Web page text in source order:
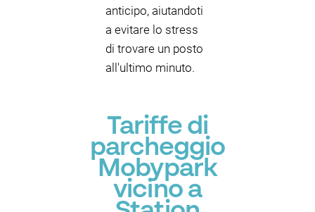
anticipo, aiutandoti
a evitare lo stress
di trovare un posto
all'ultimo minuto.
Tariffe di
parcheggio
Mobypark
vicino a